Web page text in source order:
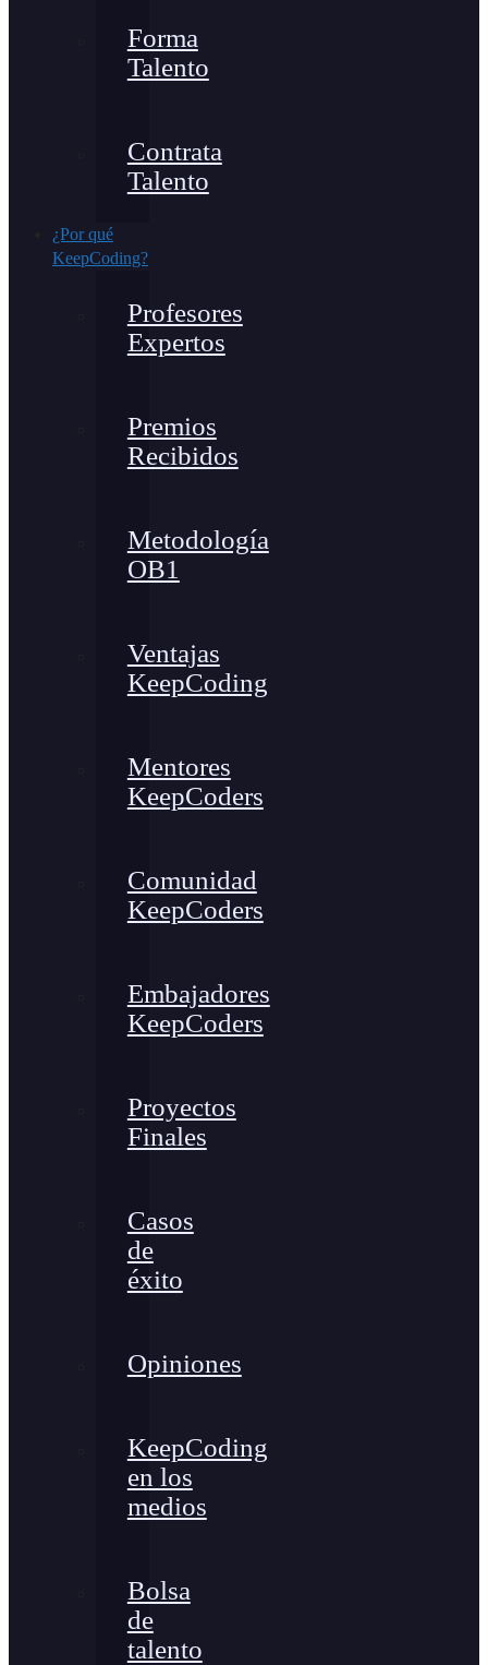
Forma
Talento
Contrata
Talento
¿Por qué
KeepCoding?
Profesores
Expertos
Premios
Recibidos
Metodología
OB1
Ventajas
KeepCoding
Mentores
KeepCoders
Comunidad
KeepCoders
Embajadores
KeepCoders
Proyectos
Finales
Casos
de
éxito
Opiniones
KeepCoding
en los
medios
Bolsa
de
talento